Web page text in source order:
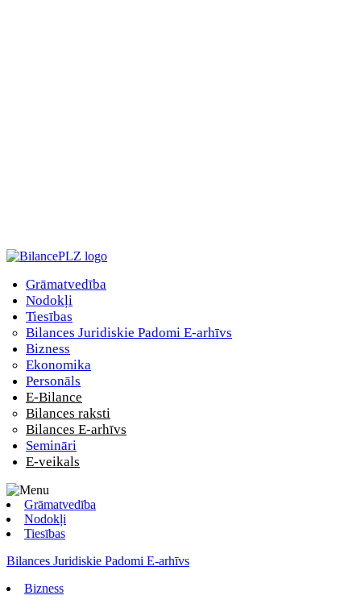
Grāmatvedība
Nodokļi
Tiesības
Bilances Juridiskie Padomi E-arhīvs
Bizness
Ekonomika
Personāls
E-Bilance
Bilances raksti
Bilances E-arhīvs
Semināri
E-veikals
Grāmatvedība
Nodokļi
Tiesības
Bilances Juridiskie Padomi E-arhīvs
Bizness